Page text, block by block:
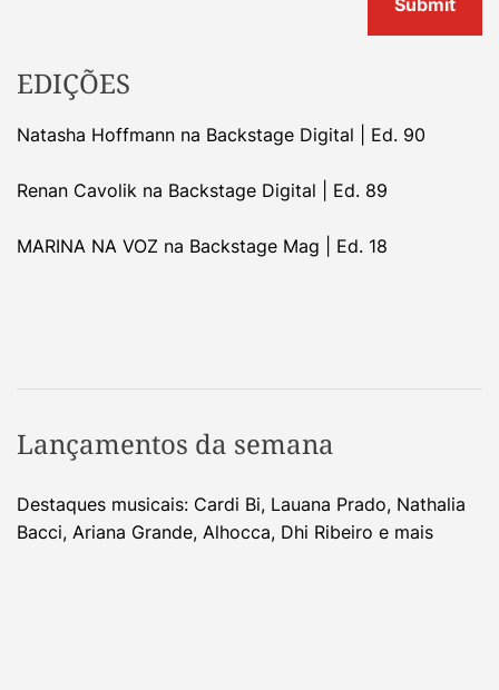
EDIÇÕES
Natasha Hoffmann na Backstage Digital | Ed. 90
Renan Cavolik na Backstage Digital | Ed. 89
MARINA NA VOZ na Backstage Mag | Ed. 18
Lançamentos da semana
Destaques musicais: Cardi Bi, Lauana Prado, Nathalia
Bacci, Ariana Grande, Alhocca, Dhi Ribeiro e mais